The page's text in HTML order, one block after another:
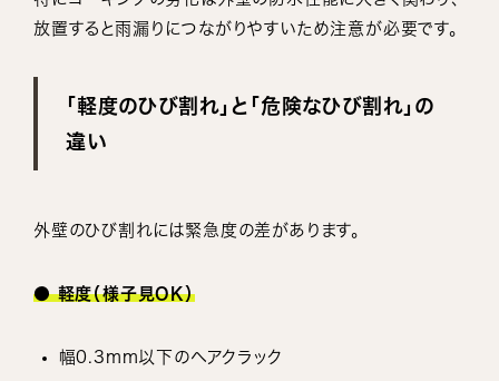
放置すると雨漏りにつながりやすいため注意が必要です。
「軽度のひび割れ」と「危険なひび割れ」の
違い
外壁のひび割れには緊急度の差があります。
● 軽度（様子見OK）
幅0.3mm以下のヘアクラック